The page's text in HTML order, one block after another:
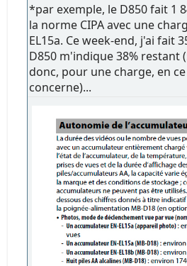
*par exemple, le D850 fait 1
la norme CIPA avec une
EL15a. Ce week-end, j'ai fait
D850 m'indique 38% restant
donc, pour une charge, en
concerne)...